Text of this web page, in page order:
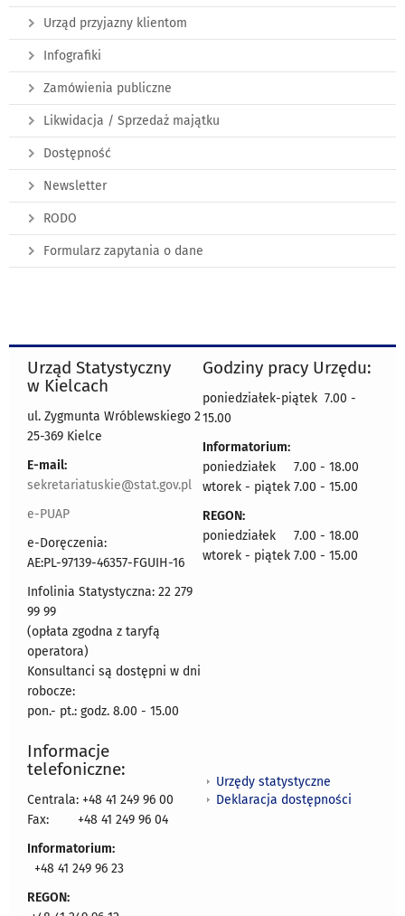
Urząd przyjazny klientom
Infografiki
Zamówienia publiczne
Likwidacja / Sprzedaż majątku
Dostępność
Newsletter
RODO
Formularz zapytania o dane
Urząd Statystyczny
w Kielcach
ul. Zygmunta Wróblewskiego 2
25-369 Kielce
E-mail:
sekretariatuskie@stat.gov.pl
e-PUAP
e-Doręczenia:
AE:PL-97139-46357-FGUIH-16
Infolinia Statystyczna: 22 279
99 99
(opłata zgodna z taryfą
operatora)
Konsultanci są dostępni w dni
robocze:
pon.- pt.: godz. 8.00 - 15.00
Godziny pracy Urzędu:
poniedziałek-piątek 7.00 -
15.00
Informatorium:
poniedziałek 7.00 - 18.00
wtorek - piątek 7.00 - 15.00
REGON:
poniedziałek 7.00 - 18.00
wtorek - piątek 7.00 - 15.00
Informacje
telefoniczne:
Centrala: +48 41 249 96 00
Fax:
+48 41 249 96 04
Informatorium:
+48 41 249 96 23
REGON:
Urzędy statystyczne
Deklaracja dostępności